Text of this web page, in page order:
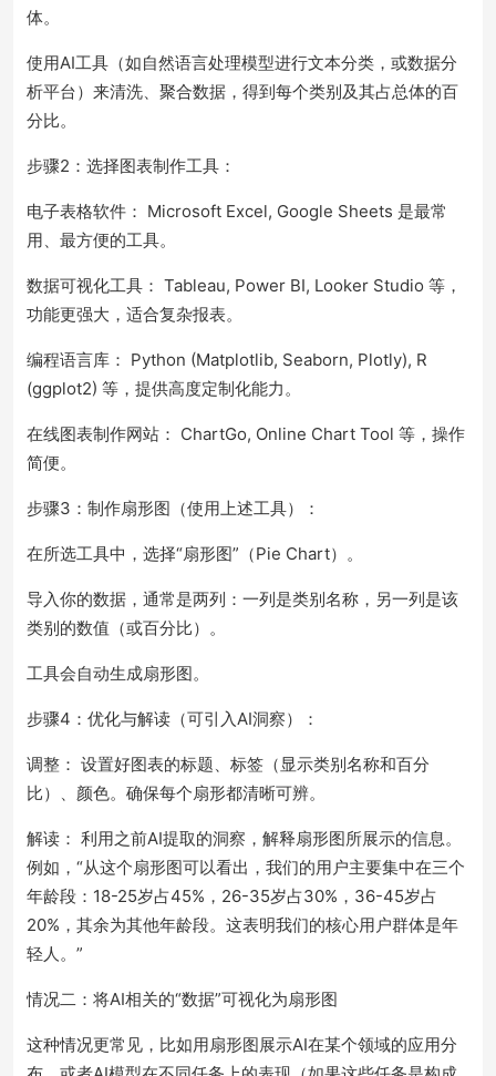
体。
使用AI工具（如自然语言处理模型进行文本分类，或数据分
析平台）来清洗、聚合数据，得到每个类别及其占总体的百
分比。
步骤2：选择图表制作工具：
电子表格软件： Microsoft Excel, Google Sheets 是最常
用、最方便的工具。
数据可视化工具： Tableau, Power BI, Looker Studio 等，
功能更强大，适合复杂报表。
编程语言库： Python (Matplotlib, Seaborn, Plotly), R
(ggplot2) 等，提供高度定制化能力。
在线图表制作网站： ChartGo, Online Chart Tool 等，操作
简便。
步骤3：制作扇形图（使用上述工具）：
在所选工具中，选择“扇形图”（Pie Chart）。
导入你的数据，通常是两列：一列是类别名称，另一列是该
类别的数值（或百分比）。
工具会自动生成扇形图。
步骤4：优化与解读（可引入AI洞察）：
调整： 设置好图表的标题、标签（显示类别名称和百分
比）、颜色。确保每个扇形都清晰可辨。
解读： 利用之前AI提取的洞察，解释扇形图所展示的信息。
例如，“从这个扇形图可以看出，我们的用户主要集中在三个
年龄段：18-25岁占45%，26-35岁占30%，36-45岁占
20%，其余为其他年龄段。这表明我们的核心用户群体是年
轻人。”
情况二：将AI相关的“数据”可视化为扇形图
这种情况更常见，比如用扇形图展示AI在某个领域的应用分